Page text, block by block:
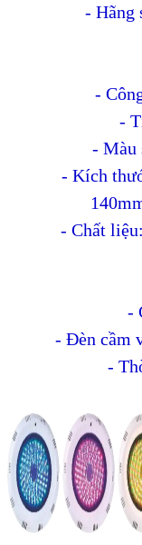
- Hãng
-
-
- Màu
- Kích
- Chất
-
- Đèn cầm
-